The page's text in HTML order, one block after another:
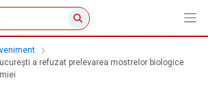
a refuzat prelevarea mostrelor biologice